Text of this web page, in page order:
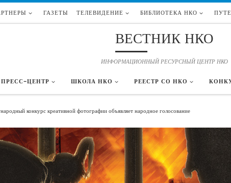
ГАЗЕТЫ ТЕЛЕВИДЕНИЕ БИБЛИОТЕКА НКО
ВЕСТНИК НКО
ИНФОРМАЦИОННЫЙ РЕСУРСНЫЙ ЦЕНТР НКО
ПРЕСС-ЦЕНТР ШКОЛА НКО РЕЕСТР СО НКО
конкурс креативной фотографии объявляет народное голосование